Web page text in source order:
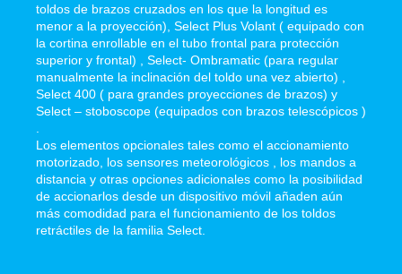
toldos de brazos cruzados en los que la longitud es
menor a la proyección), Select Plus Volant ( equipado con
la cortina enrollable en el tubo frontal para protección
superior y frontal) , Select- Ombramatic (para regular
manualmente la inclinación del toldo una vez abierto) ,
Select 400 ( para grandes proyecciones de brazos) y
Select – stoboscope (equipados con brazos telescópicos )
Los elementos opcionales tales como el accionamiento
motorizado, los sensores meteorológicos , los mandos a
distancia y otras opciones adicionales como la posibilidad
de accionarlos desde un dispositivo móvil añaden aún
más comodidad para el funcionamiento de los toldos
retráctiles de la familia Select.